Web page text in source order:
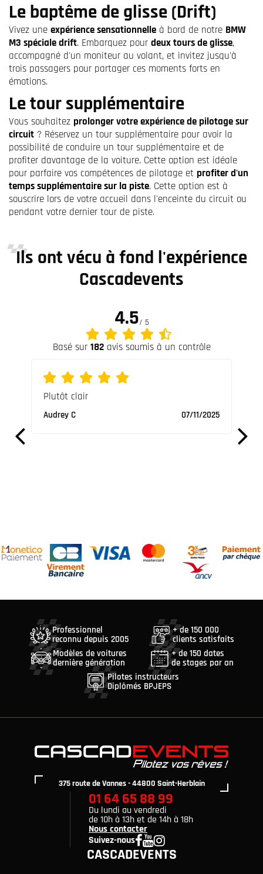
Le baptême de glisse (Drift)
Vivez une expérience sensationnelle à bord de notre BMW
M3 spéciale drift. Embarquez pour deux tours de glisse,
accompagné d'un moniteur au volant, et invitez jusqu'à
trois passagers pour partager ces moments forts en
émotions.
Le tour supplémentaire
Vous souhaitez prolonger votre expérience de pilotage sur
circuit ? Réservez un tour supplémentaire pour avoir la
possibilité de conduire un tour supplémentaire et de
profiter davantage de la voiture. Cette option est idéale
pour parfaire vos compétences de pilotage et profiter d'un
temps supplémentaire sur la piste. Cette option est à
souscrire lors de votre accueil dans l'enceinte du circuit ou
pendant votre dernier tour de piste.
Ils ont vécu à fond l'expérience
Cascadevents
4.5/ 5
Basé sur 182avis soumis à un contrôle
Plutôt clair
Audrey C 07/11/2025
Professionnel
reconnu depuis 2005
+ de 150 000
clients satisfaits
Modèles de voitures
dernière génération
+ de 150 dates
de stages par an
Pilotes instructeurs
Diplômés BPJEPS
375 route de Vannes - 44800 Saint-Herblain
CASCADEVENTS
01 64 65 88 99
Du lundi au vendredi
de 10h à 13h et de 14h à 18h
Nous contacter
Suivez-nous